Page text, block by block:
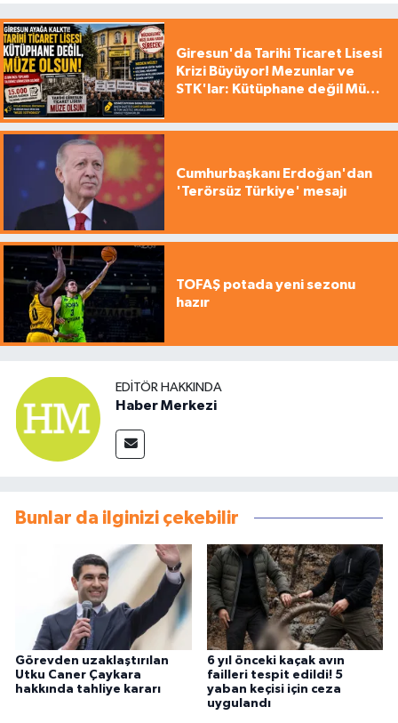
Giresun'da Tarihi Ticaret Lisesi
Krizi Büyüyor! Mezunlar ve
STK'lar: Kütüphane değil Müze
Cumhurbaşkanı Erdoğan'dan
'Terörsüz Türkiye' mesajı
TOFAŞ potada yeni sezonu
hazır
EDITÖR HAKKINDA
Haber Merkezi
Bunlar da ilginizi çekebilir
Görevden uzaklaştırılan
Utku Caner Çaykara
hakkında tahliye kararı
6 yıl önceki kaçak avın
failleri tespit edildi! 5
yaban keçisi için ceza
uygulandı